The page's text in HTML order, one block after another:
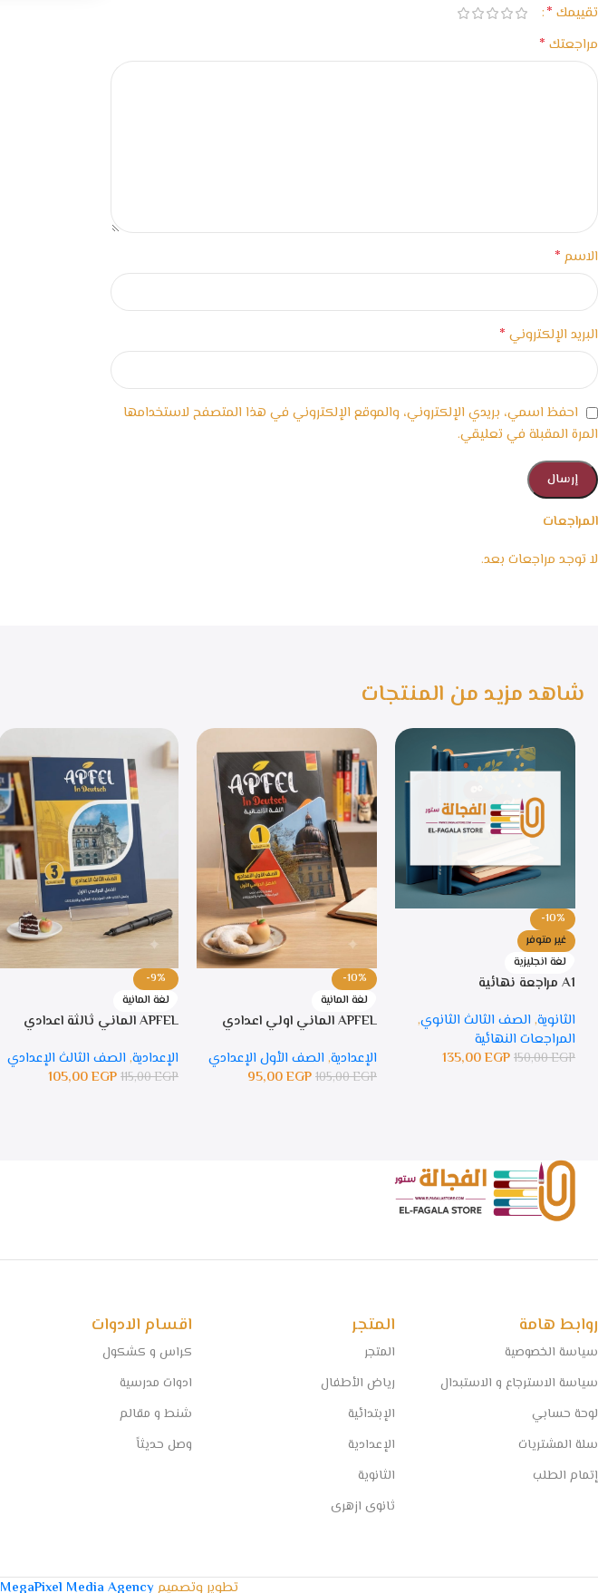
المراجعات
لا توجد مراجعات بعد.
تقييمك *
مراجعتك *
الاسم *
البريد الإلكتروني *
احفظ اسمي، بريدي الإلكتروني، والموقع الإلكتروني في هذا المتصفح لاستخدامها
المرة المقبلة في تعليقي.
شاهد مزيد من المنتجات
-10%
غير متوفر
لغة انجليزية
A1 مراجعة نهائية
الثانوية, الصف الثالث الثانوي,
المراجعات النهائية
150,00EGP
135,00EGP
-10%
لغة المانية
APFEL الماني اولي اعدادي
الإعدادية, الصف الأول الإعدادي
105,00EGP
95,00EGP
-9%
لغة المانية
APFEL الماني ثالثة اعدادي
الإعدادية, الصف الثالث الإعدادي
115,00EGP
105,00EGP
روابط هامة
سياسة الخصوصية
سياسة الاسترجاع و الاستبدال
لوحة حسابي
سلة المشتريات
إتمام الطلب
المتجر
المتجر
رياض الأطفال
الإبتدائية
الإعدادية
الثانوية
ثانوى ازهرى
اقسام الادوات
كراس و كشكول
ادوات مدرسية
شنط و مقالم
وصل حديثاً
تطوير وتصميمMegaPixel Media Agency